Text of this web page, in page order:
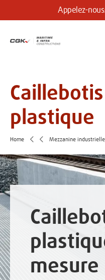
Appelez-
plastique
Home Mezzanine
mesure